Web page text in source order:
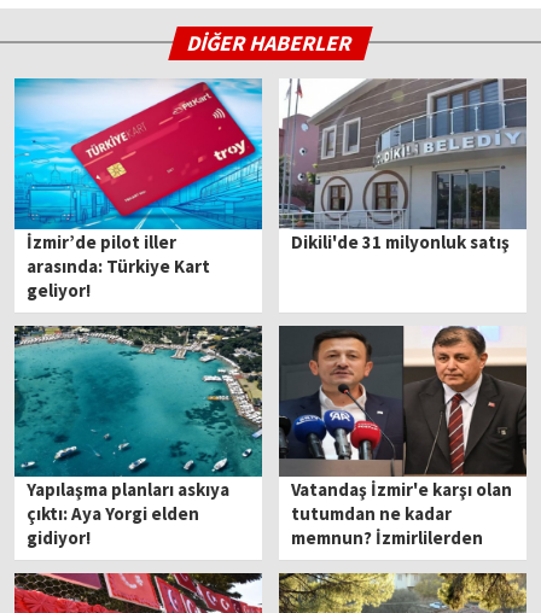
DİĞER HABERLER
İzmir’de pilot iller
arasında: Türkiye Kart
geliyor!
Dikili'de 31 milyonluk satış
Yapılaşma planları askıya
çıktı: Aya Yorgi elden
gidiyor!
Vatandaş İzmir'e karşı olan
tutumdan ne kadar
memnun? İzmirlilerden
siyasetçilere eleştiri